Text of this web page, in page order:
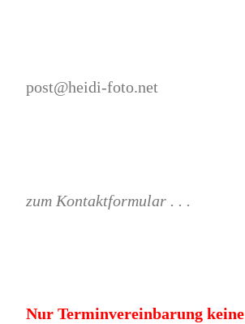
post@heidi-foto.net
zum Kontaktformular . . .
Nur Terminvereinbarung keine